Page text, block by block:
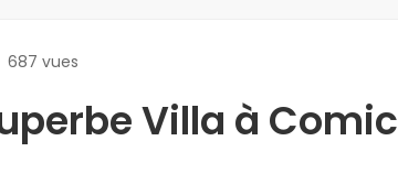
687 vues
Villa à